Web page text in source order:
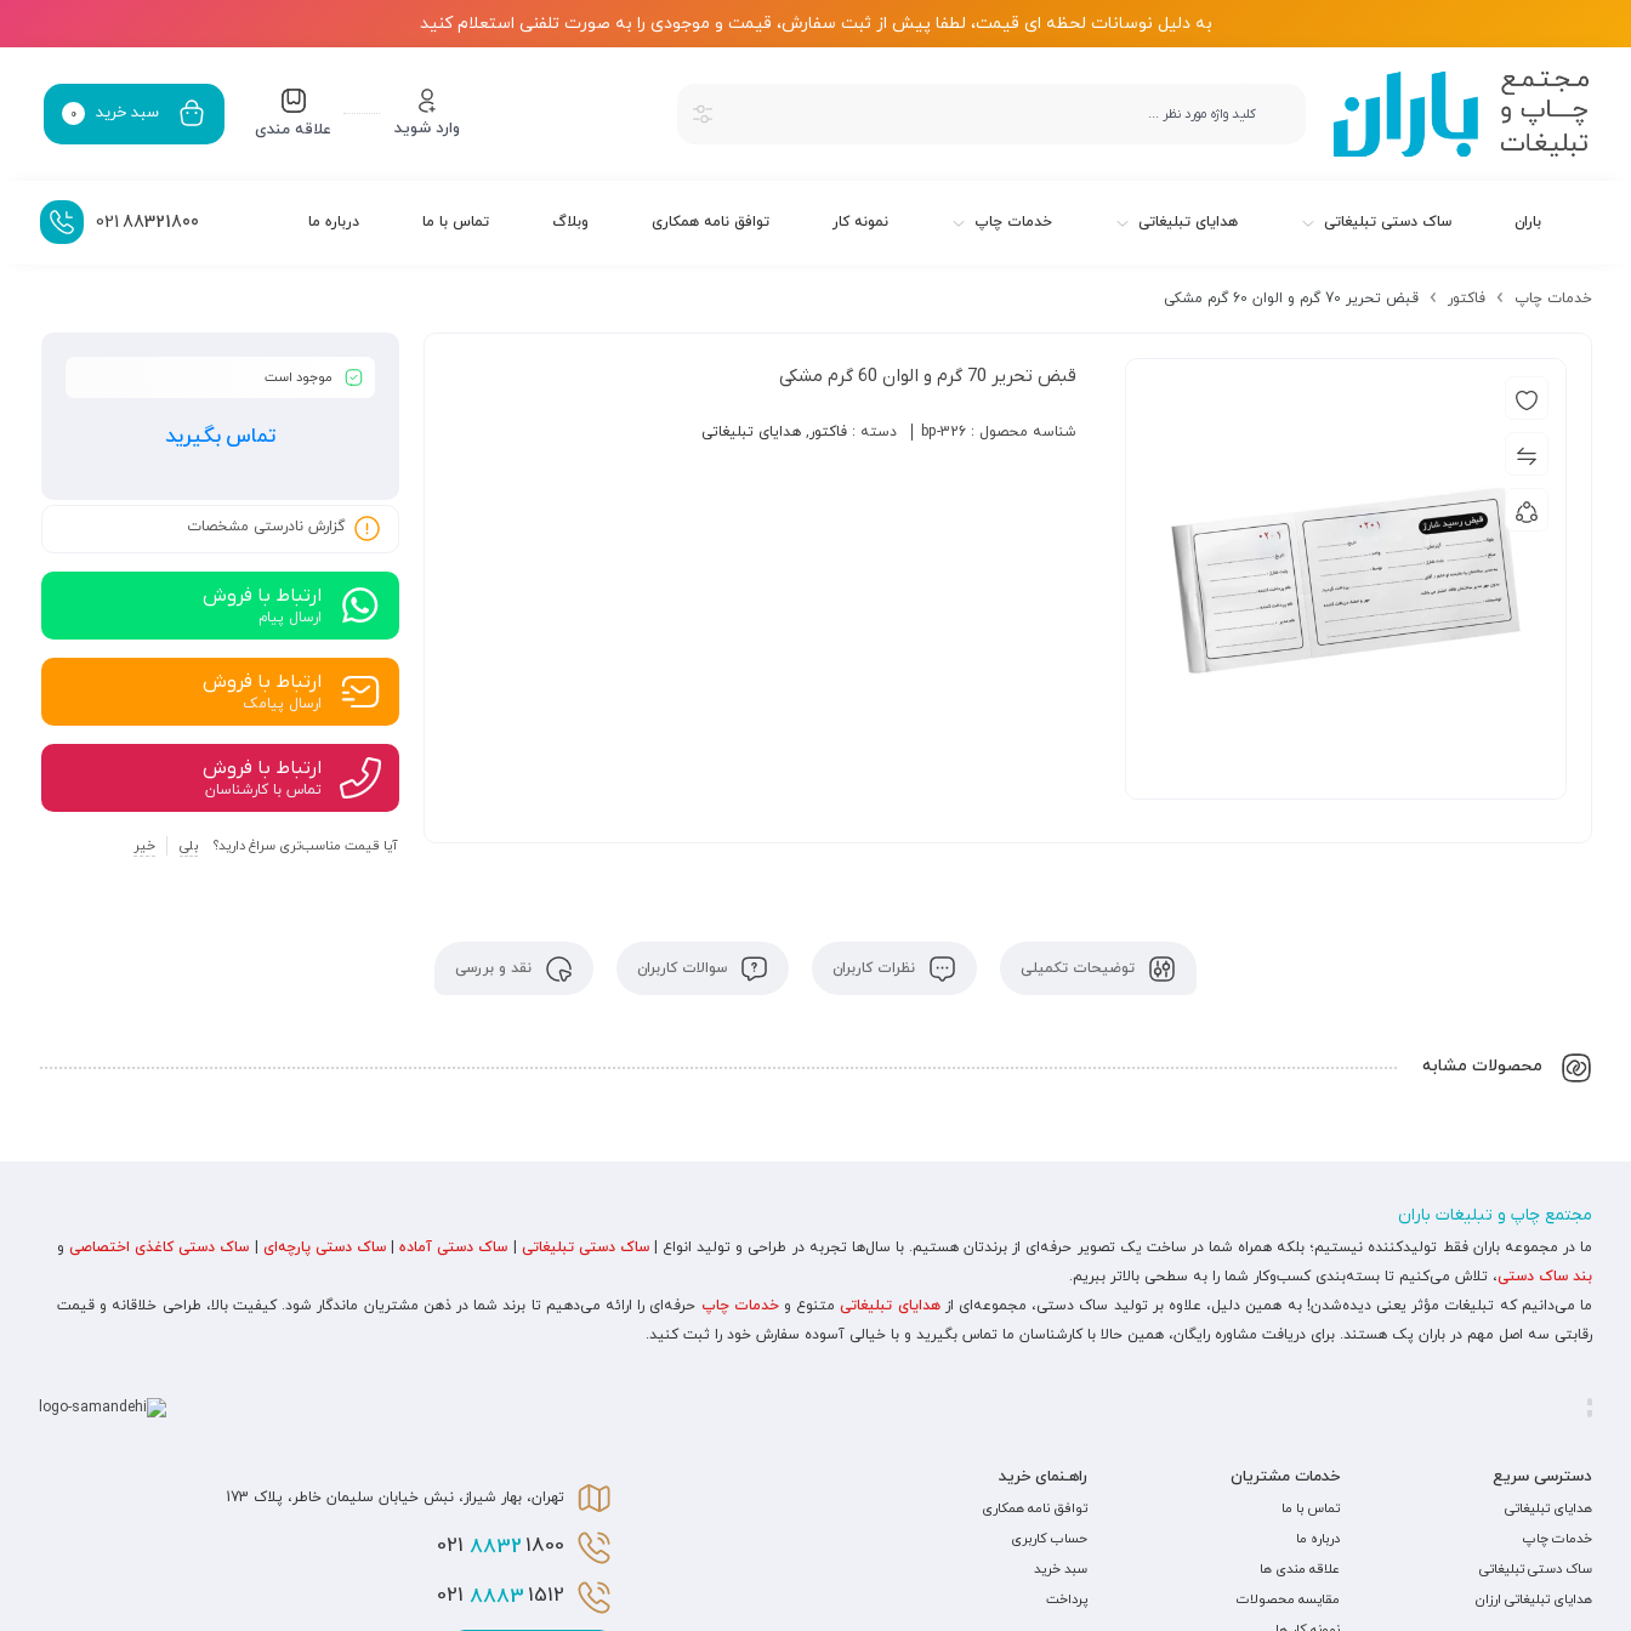
به دلیل نوسانات لحظه ای قیمت، لطفا پیش از ثبت سفارش، قیمت و موجودی را به صورت تلفنی استعلام کنید
وارد شوید علاقه مندی
سبد خرید 0
باران ساک دستی تبلیغاتی هدایای تبلیغاتی خدمات چاپ نمونه کار توافق نامه همکاری وبلاگ تماس با ما درباره ما 88321800
021
خدمات چاپ فاکتور قبض تحریر 70 گرم و الوان 60 گرم مشکی
قبض تحریر 70 گرم و الوان 60 گرم مشکی
شناسه محصول : bp-326 دسته : فاکتور, هدایای تبلیغاتی
موجود است
تماس بگیرید
گزارش نادرستی مشخصات
ارتباط با فروش
ارسال پیام
ارتباط با فروش
ارسال پیامک
ارتباط با فروش
تماس با کارشناسان
آیا قیمت مناسب‌تری سراغ دارید؟ بلی خیر
توضیحات تکمیلی نظرات کاربران سوالات کاربران نقد و بررسی
محصولات مشابه
مجتمع چاپ و تبلیغات باران
ما در مجموعه باران فقط تولیدکننده نیستیم؛ بلکه همراه شما در ساخت یک تصویر حرفه‌ای از برندتان هستیم. با سال‌ها تجربه در طراحی و تولید انواع |ساک دستی تبلیغاتی ساک دستی آماده|ساک دستی پارچه‌ای ساک دستی کاغذی اختصاصیو
بند ساک دستی، تلاش می‌کنیم تا بسته‌بندی کسب‌وکار شما را به سطحی بالاتر ببریم.
ما می‌دانیم که تبلیغات مؤثر یعنی دیده‌شدن! به همین دلیل، علاوه بر تولید ساک دستی، مجموعه‌ای ازهدایای تبلیغاتیمتنوع وخدمات چاپ حرفه‌ای را ارائه می‌دهیم تا برند شما در ذهن مشتریان ماندگار شود. کیفیت بالا، طراحی خلاقانه و قیمت
رقابتی سه اصل مهم در باران پک هستند. برای دریافت مشاوره رایگان، همین حالا با کارشناسان ما تماس بگیرید و با خیالی آسوده سفارش خود را ثبت کنید.
دسترسی سریع
هدایای تبلیغاتی
خدمات چاپ
ساک دستی تبلیغاتی
هدایای تبلیغاتی ارزان
خدمات مشتریان
تماس با ما
درباره ما
علاقه مندی ها
مقایسه محصولات
راهـنمای خرید
توافق نامه همکاری
حساب کاربری
سبد خرید
پرداخت
تهران، بهار شیراز، نبش خیابان سلیمان خاطر، پلاک 173
8832 1800 021
8883 1512 021